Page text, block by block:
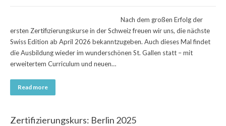
Nach dem großen Erfolg der
ersten Zertifizierungskurse in der Schweiz freuen wir uns, die nächste
Swiss Edition ab April 2026 bekanntzugeben. Auch dieses Mal findet
die Ausbildung wieder im wunderschönen St. Gallen statt – mit
erweitertem Curriculum und neuen…
Read more
Zertifizierungskurs: Berlin 2025